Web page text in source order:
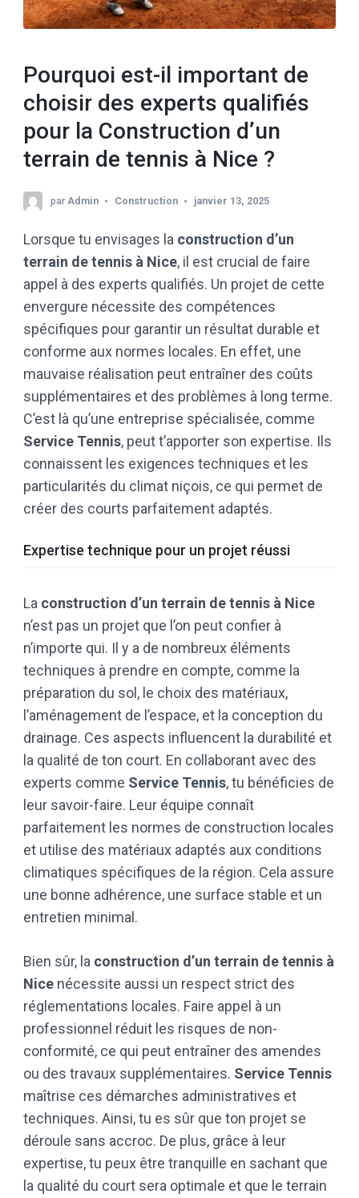
Pourquoi est-il important de
choisir des experts qualifiés
pour la Construction d’un
terrain de tennis à Nice ?
par Admin Construction janvier 13, 2025
Lorsque tu envisages la construction d’un
terrain de tennis à Nice, il est crucial de faire
appel à des experts qualifiés. Un projet de cette
envergure nécessite des compétences
spécifiques pour garantir un résultat durable et
conforme aux normes locales. En effet, une
mauvaise réalisation peut entraîner des coûts
supplémentaires et des problèmes à long terme.
C’est là qu’une entreprise spécialisée, comme
Service Tennis, peut t’apporter son expertise. Ils
connaissent les exigences techniques et les
particularités du climat niçois, ce qui permet de
créer des courts parfaitement adaptés.
Expertise technique pour un projet réussi
La construction d’un terrain de tennis à Nice
n’est pas un projet que l’on peut confier à
n’importe qui. Il y a de nombreux éléments
techniques à prendre en compte, comme la
préparation du sol, le choix des matériaux,
l’aménagement de l’espace, et la conception du
drainage. Ces aspects influencent la durabilité et
la qualité de ton court. En collaborant avec des
experts comme Service Tennis, tu bénéficies de
leur savoir-faire. Leur équipe connaît
parfaitement les normes de construction locales
et utilise des matériaux adaptés aux conditions
climatiques spécifiques de la région. Cela assure
une bonne adhérence, une surface stable et un
entretien minimal.
Bien sûr, la construction d’un terrain de tennis à
Nice nécessite aussi un respect strict des
réglementations locales. Faire appel à un
professionnel réduit les risques de non-
conformité, ce qui peut entraîner des amendes
ou des travaux supplémentaires. Service Tennis
maîtrise ces démarches administratives et
techniques. Ainsi, tu es sûr que ton projet se
déroule sans accroc. De plus, grâce à leur
expertise, tu peux être tranquille en sachant que
la qualité du court sera optimale et que le terrain